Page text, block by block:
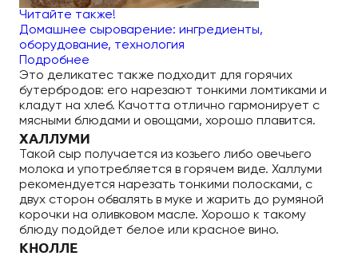
Читайте также!
Домашнее сыроварение: ингредиенты,
оборудование, технология
Подробнее
Это деликатес также подходит для горячих
бутербродов: его нарезают тонкими ломтиками и
кладут на хлеб. Качотта отлично гармонирует с
мясными блюдами и овощами, хорошо плавится.
ХАЛЛУМИ
Такой сыр получается из козьего либо овечьего
молока и употребляется в горячем виде. Халлуми
рекомендуется нарезать тонкими полосками, с
двух сторон обвалять в муке и жарить до румяной
корочки на оливковом масле. Хорошо к такому
блюду подойдет белое или красное вино.
КНОЛЛЕ